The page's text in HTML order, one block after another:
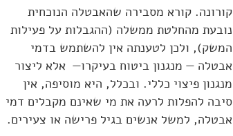
קורונה. קורא מסבירה שהאבטלה הנוכחית
נובעת מהחלטת ממשלה (ההגבלות על פעילות
המשק), ולכן לטענתה אין להשתמש בדמי
אבטלה — מנגנון ביטוח בעיקרו— אלא ליצור
מנגנון פיצוי כללי. ובכלל, היא מוסיפה, אין
סיבה להפלות לרעה את מי שאינם מקבלים דמי
אבטלה, למשל אנשים בגיל פרישה או צעירים.